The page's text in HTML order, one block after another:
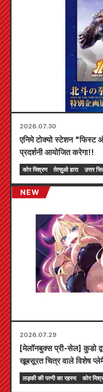
2026.07.30
एनिमे टोक्यो स्टेशन "फिस्ट
प्रदर्शनी आयोजित करेगा!!
कोर मिश्रण तेत्सुओ हारा उत्तर
2026.07.29
[मेलॉनबुक्स प्री-सेल] कुडो
खूबसूरत चित्र वाले विशेष
लिए प्री-ऑर्डर अब शुरू हो
का नवीनतम खंड 6 20
लड़की की पत्नी का रहस्य कोर